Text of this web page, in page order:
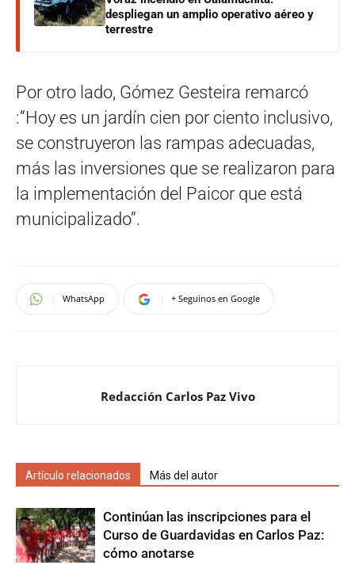
despliegan un amplio operativo aéreo y
terrestre
Por otro lado, Gómez Gesteira remarcó
:“Hoy es un jardín cien por ciento inclusivo,
se construyeron las rampas adecuadas,
más las inversiones que se realizaron para
la implementación del Paicor que está
municipalizado”.
WhatsApp + Seguinos en Google
Redacción Carlos Paz Vivo
Artículo relacionados Más del autor
Continúan las inscripciones para el
Curso de Guardavidas en Carlos Paz:
cómo anotarse